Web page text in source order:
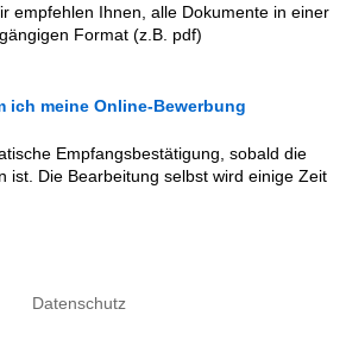
empfehlen Ihnen, alle Dokumente in einer
Format (z.B. pdf)
ich meine Online-Bewerbung
Empfangsbestätigung, sobald die
ist. Die Bearbeitung selbst wird einige Zeit
Datenschutz